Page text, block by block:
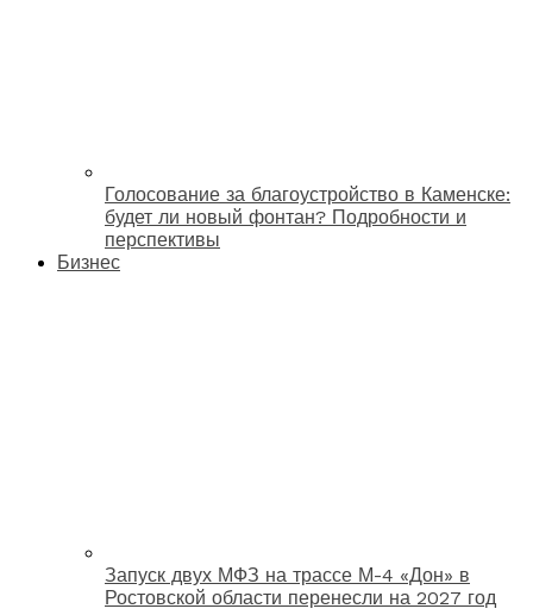
Голосование за благоустройство в Каменске:
будет ли новый фонтан? Подробности и
перспективы
Бизнес
Запуск двух МФЗ на трассе М-4 «Дон» в
Ростовской области перенесли на 2027 год